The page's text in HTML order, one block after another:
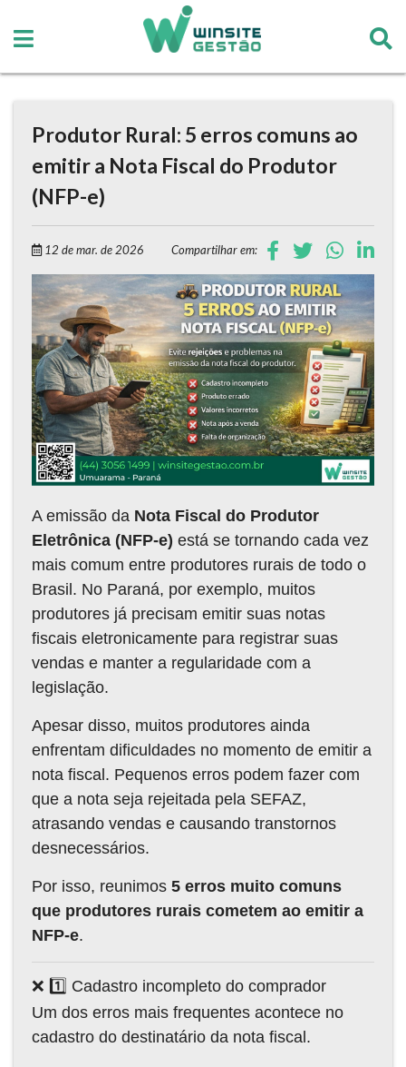
Produtor Rural: 5 erros comuns ao
emitir a Nota Fiscal do Produtor
(NFP-e)
12 de mar. de 2026 Compartilhar em:
A emissão da Nota Fiscal do Produtor
Eletrônica (NFP-e) está se tornando cada vez
mais comum entre produtores rurais de todo o
Brasil. No Paraná, por exemplo, muitos
produtores já precisam emitir suas notas
fiscais eletronicamente para registrar suas
vendas e manter a regularidade com a
legislação.
Apesar disso, muitos produtores ainda
enfrentam dificuldades no momento de emitir a
nota fiscal. Pequenos erros podem fazer com
que a nota seja rejeitada pela SEFAZ,
atrasando vendas e causando transtornos
desnecessários.
Por isso, reunimos 5 erros muito comuns
que produtores rurais cometem ao emitir a
NFP-e.
❌ 1️⃣ Cadastro incompleto do comprador
Um dos erros mais frequentes acontece no
cadastro do destinatário da nota fiscal.